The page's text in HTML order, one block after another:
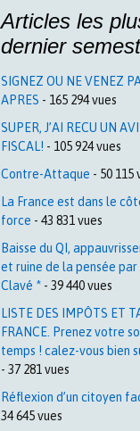
Articles les
dernier
SIGNEZ OU NE VENEZ
APRES - 165 294 vues
SUPER, J’AI RECU UN
FISCAL! - 105 924 vues
Contre-Attaque - 50 115
La France est dans le
force - 43 831 vues
Baisse du QI,
et ruine de la pensée par
Clavé * - 39 440 vues
LISTE DES IMPÔTS ET
FRANCE. Prenez votre
temps ! calez-vous bien
- 37 281 vues
Réflexion d’un citoyen
34 645 vues